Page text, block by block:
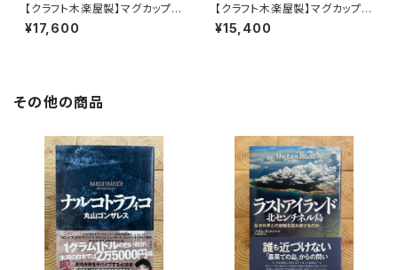
【クラフト木楽屋製】マグカップ
（ぶどう）
¥17,600
【クラフト木楽屋製】マグカップ
（栗）
¥15,400
その他の商品